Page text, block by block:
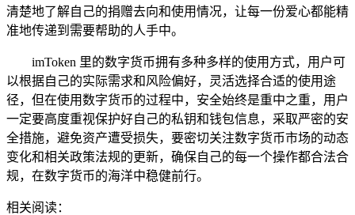
清楚地了解自己的捐赠去向和使用情况，让每一份爱心都能精
准地传递到需要帮助的人手中。
imToken 里的数字货币拥有多种多样的使用方式，用户可
以根据自己的实际需求和风险偏好，灵活选择合适的使用途
径，但在使用数字货币的过程中，安全始终是重中之重，用户
一定要高度重视保护好自己的私钥和钱包信息，采取严密的安
全措施，避免资产遭受损失，要密切关注数字货币市场的动态
变化和相关政策法规的更新，确保自己的每一个操作都合法合
规，在数字货币的海洋中稳健前行。
相关阅读：